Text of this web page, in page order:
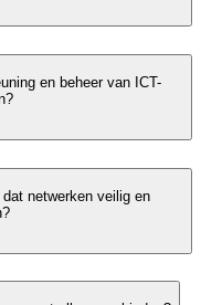
en beheer van ICT-
netwerken veilig en